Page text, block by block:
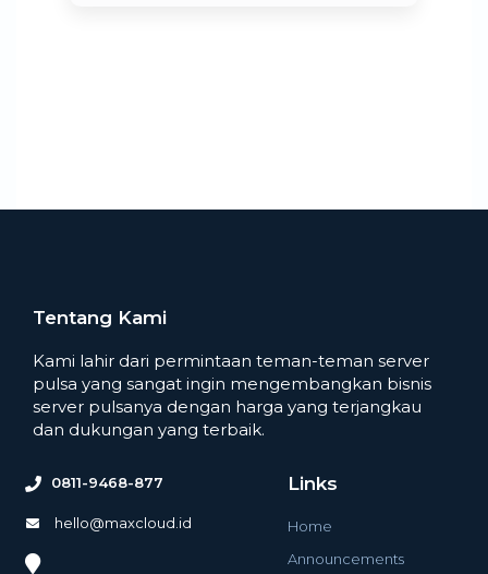
Tentang Kami
Kami lahir dari permintaan teman-teman server
pulsa yang sangat ingin mengembangkan bisnis
server pulsanya dengan harga yang terjangkau
dan dukungan yang terbaik.
0811-9468-877
hello@maxcloud.id
Links
Home
Announcements